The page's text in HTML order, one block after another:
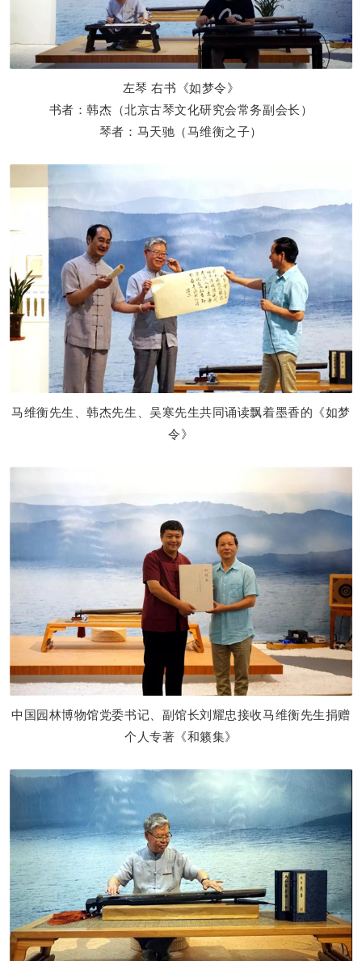
左琴 右书 《如梦令》
书者：韩杰（北京古琴文化研究会常务副会长）
琴者：马天驰（马维衡之子）
马维衡先生、韩杰先生、吴寒先生共同诵读飘着墨香的《如梦
令》
中国园林博物馆党委书记、副馆长刘耀忠接收马维衡先生捐赠
个人专著《和籁集》